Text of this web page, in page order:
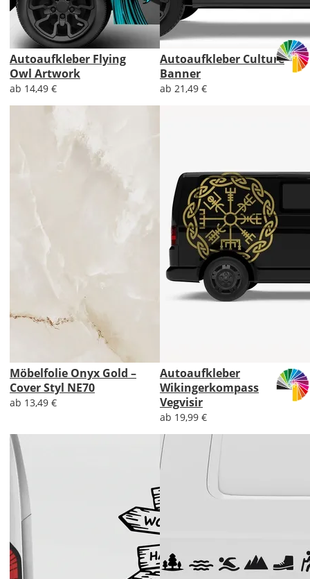
Autoaufkleber Flying
Owl Artwork
ab 14,49 €
Autoaufkleber Culture
Banner
ab 21,49 €
Möbelfolie Onyx Gold –
Cover Styl NE70
ab 13,49 €
Autoaufkleber
Wikingerkompass
Vegvisir
ab 19,99 €